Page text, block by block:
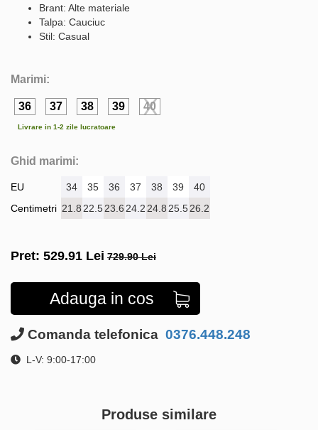
Brant: Alte materiale
Talpa: Cauciuc
Stil: Casual
Marimi:
36 37 38 39 40
Livrare in 1-2 zile lucratoare
Ghid marimi:
EU
Centimetri
34 35 36 37 38 39
40
21.8 22.523.6 24.2 24.8 25.526.2
Pret: 529.91 Lei 729.90 Lei
Adauga in cos
Comanda telefonica 0376.448.248
L-V: 9:00-17:00
Produse similare